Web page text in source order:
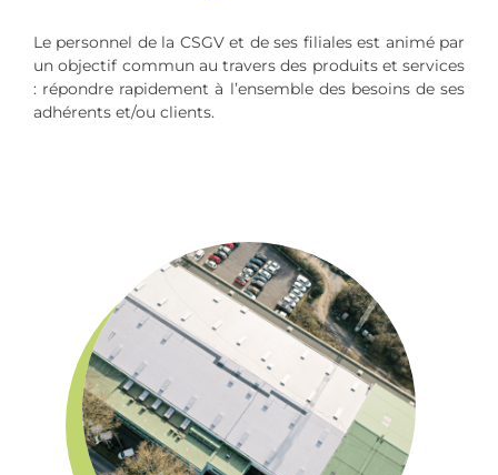
Le personnel de la CSGV et de ses filiales est animé par
un objectif commun au travers des produits et services
: répondre rapidement à l’ensemble des besoins de ses
adhérents et/ou clients.